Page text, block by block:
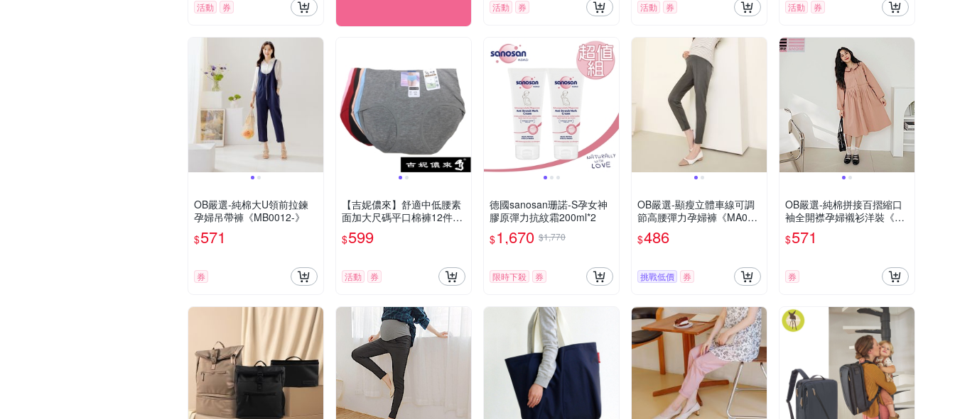
活動 券 活動 券 活動 券 活動 券
OB嚴選-純棉大U領前拉鍊
孕婦吊帶褲《MB0012-》
$571
券
【吉妮儂來】舒適中低腰素
面加大尺碼平口棉褲12件組
L~XXL 隨機取色 4216
$599
活動 券
德國sanosan珊諾-S孕女神
膠原彈力抗紋霜200ml*2
$1,670 $1,770
限時下殺 券
OB嚴選-顯瘦立體車線可調
節高腰彈力孕婦褲《MA056
7》
$486
挑戰低價 券
OB嚴選-純棉拼接百摺縮口
袖全開襟孕婦襯衫洋裝《M
D0012-》
$571
券